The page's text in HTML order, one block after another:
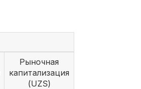
Рыночная
капитализация
(UZS)